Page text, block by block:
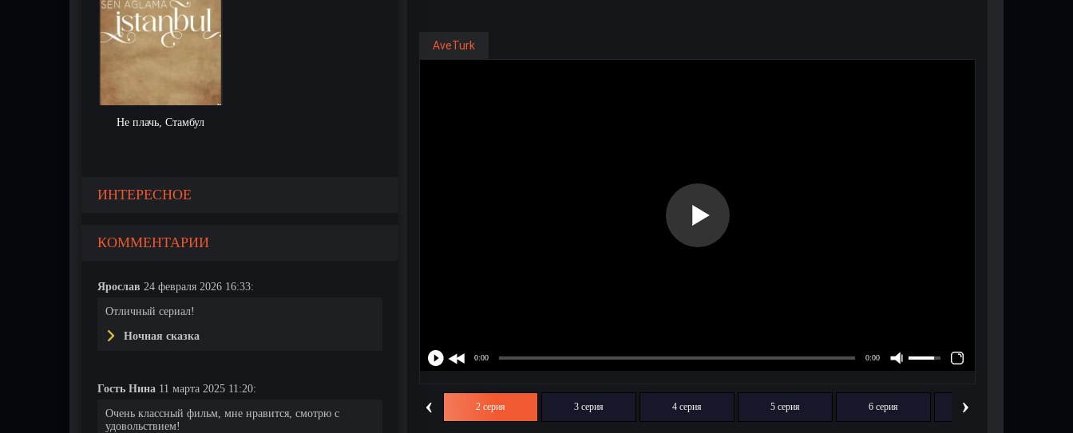
Не плачь, Стамбул
ИНТЕРЕСНОЕ
КОММЕНТАРИИ
Ярослав 24 февраля 2026 16:33:
Отличный сериал!
Ночная сказка
Гость Нина 11 марта 2025 11:20:
Очень классный фильм, мне нравится, смотрю с
удовольствием!
AveTurk
‹ 2 серия 3 серия 4 серия 5 серия 6 серия 7 серия
›